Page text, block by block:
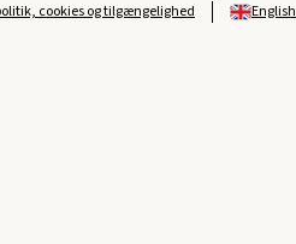
cookies og tilgængelighed English